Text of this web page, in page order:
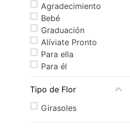
Agradecimiento
Bebé
Graduación
Alíviate Pronto
Para ella
Para él
Tipo de Flor
Girasoles